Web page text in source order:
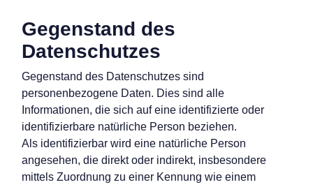
Gegenstand des
Datenschutzes
Gegenstand des Datenschutzes sind
personenbezogene Daten. Dies sind alle
Informationen, die sich auf eine identifizierte oder
identifizierbare natürliche Person beziehen.
Als identifizierbar wird eine natürliche Person
angesehen, die direkt oder indirekt, insbesondere
mittels Zuordnung zu einer Kennung wie einem